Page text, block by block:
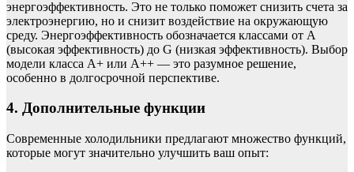
энергоэффективность. Это не только поможет снизить счета за
электроэнергию, но и снизит воздействие на окружающую
среду. Энергоэффективность обозначается классами от A
(высокая эффективность) до G (низкая эффективность). Выбор
модели класса A+ или A++ — это разумное решение,
особенно в долгосрочной перспективе.
4. Дополнительные функции
Современные холодильники предлагают множество функций,
которые могут значительно улучшить ваш опыт: